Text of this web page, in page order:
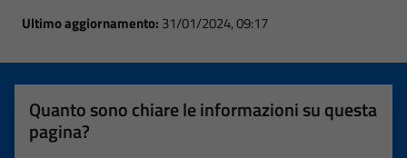
Ultimo aggiornamento: 31/01/2024, 09:17
Quanto sono chiare le informazioni su questa
pagina?